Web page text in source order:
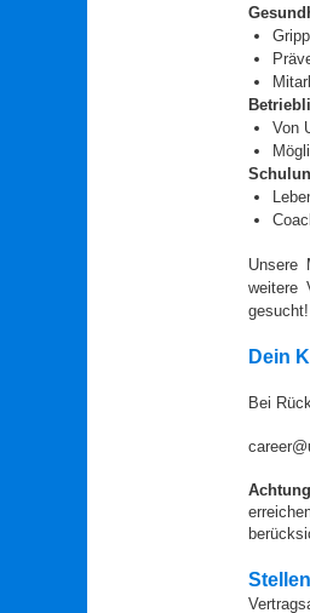
Von
Unsere
weitere
gesucht!
Dein
Bei